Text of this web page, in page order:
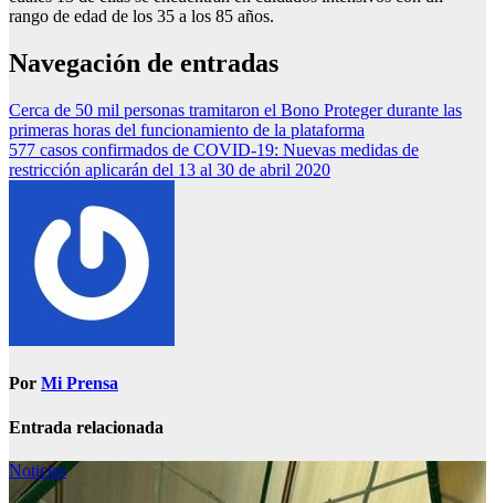
rango de edad de los 35 a los 85 años.
Navegación de entradas
Cerca de 50 mil personas tramitaron el Bono Proteger durante las
primeras horas del funcionamiento de la plataforma
577 casos confirmados de COVID-19: Nuevas medidas de
restricción aplicarán del 13 al 30 de abril 2020
Por Mi Prensa
Entrada relacionada
Noticias